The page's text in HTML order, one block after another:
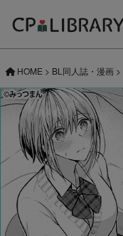
HOME > BL同人誌・漫画 >